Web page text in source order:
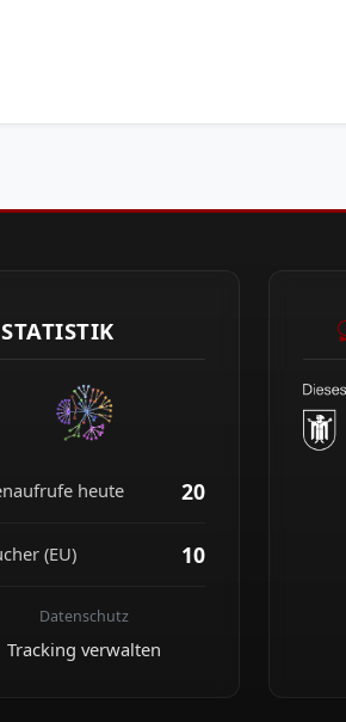
STATISTIK
heute 20
(EU) 10
Datenschutz
Tracking verwalten